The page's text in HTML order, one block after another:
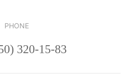
PHONE
320-15-83